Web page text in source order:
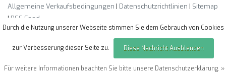
Allgemeine Verkaufsbedingungen | Datenschutzrichtlinien | Sitemap
| RSS Feed
Durch die Nutzung unserer Webseite stimmen Sie dem Gebrauch von Cookies
zur Verbesserung dieser Seite zu. Diese Nachricht Ausblenden
Für weitere Informationen beachten Sie bitte unsere Datenschutzerklärung. »